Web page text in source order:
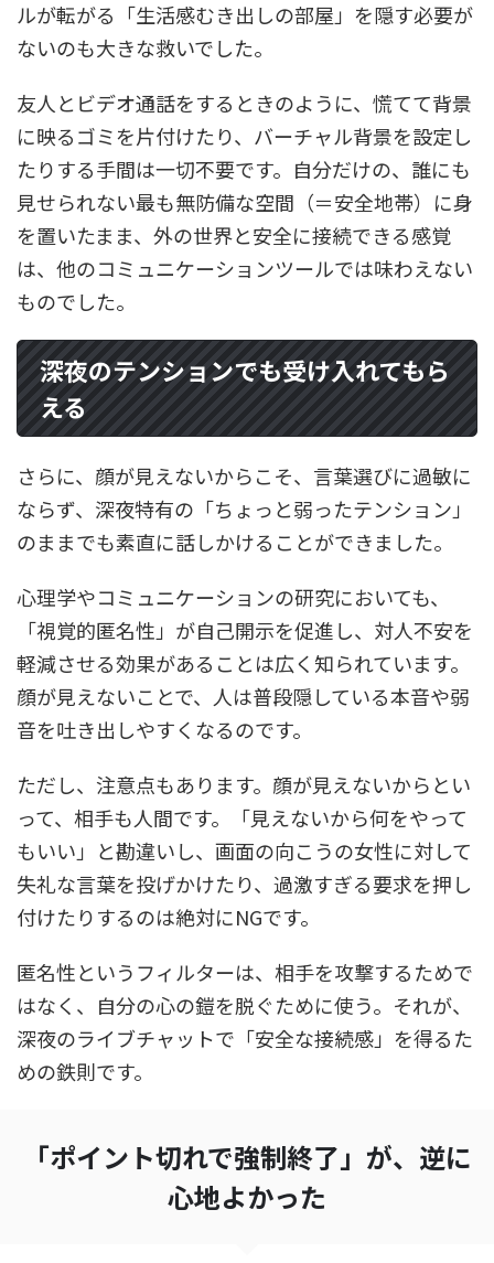
ルが転がる「生活感むき出しの部屋」を隠す必要が
ないのも大きな救いでした。
友人とビデオ通話をするときのように、慌てて背景
に映るゴミを片付けたり、バーチャル背景を設定し
たりする手間は一切不要です。自分だけの、誰にも
見せられない最も無防備な空間（＝安全地帯）に身
を置いたまま、外の世界と安全に接続できる感覚
は、他のコミュニケーションツールでは味わえない
ものでした。
深夜のテンションでも受け入れてもら
える
さらに、顔が見えないからこそ、言葉選びに過敏に
ならず、深夜特有の「ちょっと弱ったテンション」
のままでも素直に話しかけることができました。
心理学やコミュニケーションの研究においても、
「視覚的匿名性」が自己開示を促進し、対人不安を
軽減させる効果があることは広く知られています。
顔が見えないことで、人は普段隠している本音や弱
音を吐き出しやすくなるのです。
ただし、注意点もあります。顔が見えないからとい
って、相手も人間です。「見えないから何をやって
もいい」と勘違いし、画面の向こうの女性に対して
失礼な言葉を投げかけたり、過激すぎる要求を押し
付けたりするのは絶対にNGです。
匿名性というフィルターは、相手を攻撃するためで
はなく、自分の心の鎧を脱ぐために使う。それが、
深夜のライブチャットで「安全な接続感」を得るた
めの鉄則です。
「ポイント切れで強制終了」が、逆に
心地よかった